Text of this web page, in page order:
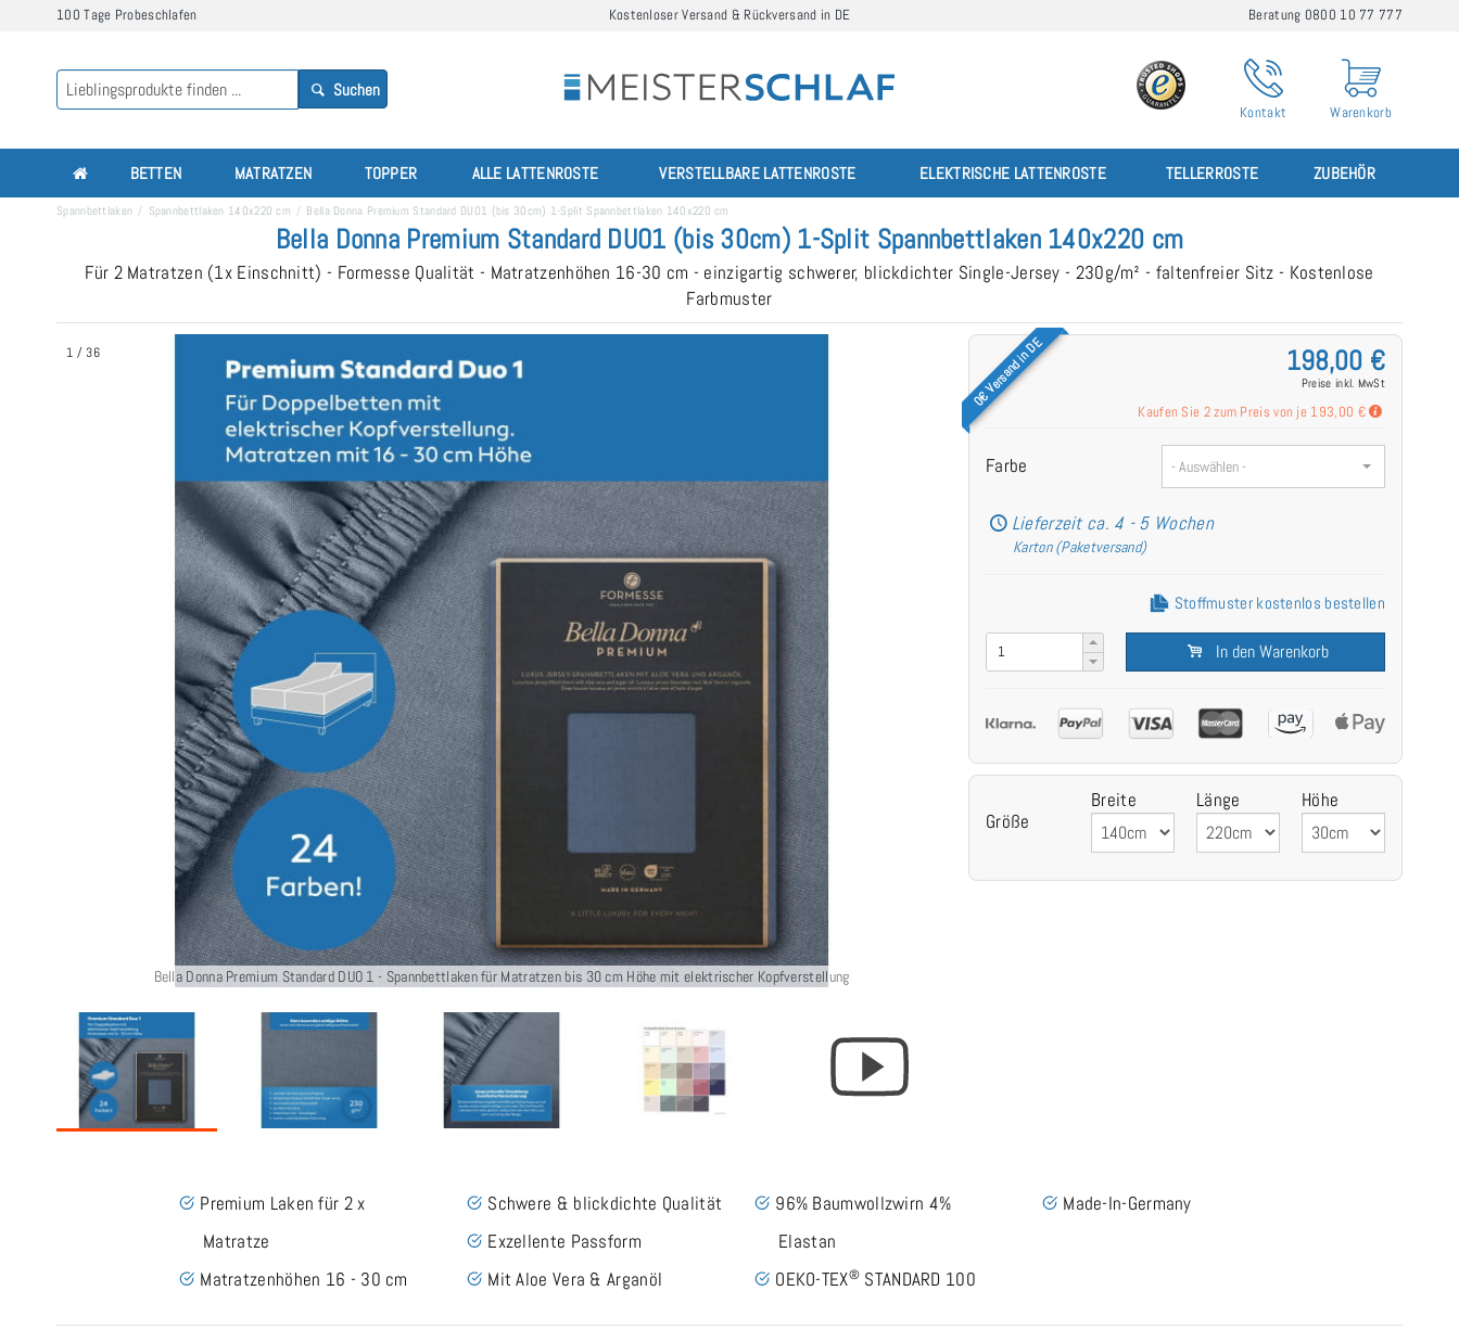
100 Tage Probeschlafen Kostenloser Versand & Rückversand in DE Beratung 0800 10 77 777
Suchen
Kontakt Warenkorb
BETTEN MATRATZEN TOPPER ALLE LATTENROSTE VERSTELLBARE LATTENROSTE ELEKTRISCHE LATTENROSTE TELLERROSTE ZUBEHÖR
Spannbettlaken Spannbettlaken 140x220 cm Bella Donna Premium Standard DUO1 (bis 30cm) 1-Split Spannbettlaken 140x220 cm
Bella Donna Premium Standard DUO1 (bis 30cm) 1-Split Spannbettlaken 140x220 cm
Für 2 Matratzen (1x Einschnitt) - Formesse Qualität - Matratzenhöhen 16-30 cm - einzigartig schwerer, blickdichter Single-Jersey - 230g/m² - faltenfreier Sitz - Kostenlose
Farbmuster
Bella Donna Premium Standard DUO 1 - Spannbettlaken für Matratzen bis 30 cm Höhe mit elektrischer Kopfverstellung
1 / 36 0€ Versand in DE 198,00 €
Preise inkl. MwSt
Kaufen Sie 2 zum Preis von je 193,00 €
Farbe - Auswählen -
Lieferzeit ca. 4 - 5 Wochen
Karton (Paketversand)
Stoffmuster kostenlos bestellen
In den Warenkorb
Größe
Breite Länge Höhe
Premium Laken für 2 x
Matratze
Matratzenhöhen 16 - 30 cm
Schwere & blickdichte Qualität
Exzellente Passform
Mit Aloe Vera & Arganöl
96% Baumwollzwirn 4%
Elastan
OEKO-TEX® STANDARD 100
Made-In-Germany